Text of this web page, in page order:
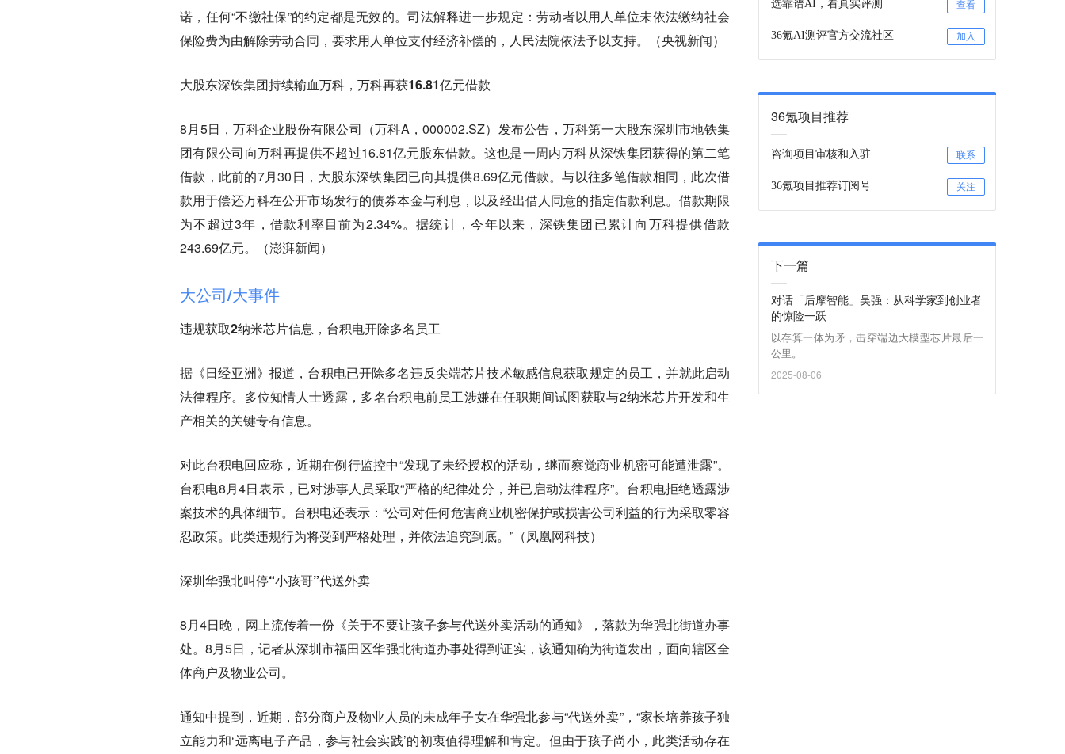
诺，任何“不缴社保”的约定都是无效的。司法解释进一步规定：劳动者以用人单位未依法缴纳社会
保险费为由解除劳动合同，要求用人单位支付经济补偿的，人民法院依法予以支持。（央视新闻）
大股东深铁集团持续输血万科，万科再获16.81亿元借款
8月5日，万科企业股份有限公司（万科A，000002.SZ）发布公告，万科第一大股东深圳市地铁集
团有限公司向万科再提供不超过16.81亿元股东借款。这也是一周内万科从深铁集团获得的第二笔
借款，此前的7月30日，大股东深铁集团已向其提供8.69亿元借款。与以往多笔借款相同，此次借
款用于偿还万科在公开市场发行的债券本金与利息，以及经出借人同意的指定借款利息。借款期限
为不超过3年，借款利率目前为2.34%。据统计，今年以来，深铁集团已累计向万科提供借款
243.69亿元。（澎湃新闻）
大公司/大事件
违规获取2纳米芯片信息，台积电开除多名员工
据《日经亚洲》报道，台积电已开除多名违反尖端芯片技术敏感信息获取规定的员工，并就此启动
法律程序。多位知情人士透露，多名台积电前员工涉嫌在任职期间试图获取与2纳米芯片开发和生
产相关的关键专有信息。
对此台积电回应称，近期在例行监控中“发现了未经授权的活动，继而察觉商业机密可能遭泄露”。
台积电8月4日表示，已对涉事人员采取“严格的纪律处分，并已启动法律程序”。台积电拒绝透露涉
案技术的具体细节。台积电还表示：“公司对任何危害商业机密保护或损害公司利益的行为采取零容
忍政策。此类违规行为将受到严格处理，并依法追究到底。”（凤凰网科技）
深圳华强北叫停“小孩哥”代送外卖
8月4日晚，网上流传着一份《关于不要让孩子参与代送外卖活动的通知》，落款为华强北街道办事
处。8月5日，记者从深圳市福田区华强北街道办事处得到证实，该通知确为街道发出，面向辖区全
体商户及物业公司。
通知中提到，近期，部分商户及物业人员的未成年子女在华强北参与“代送外卖”，“家长培养孩子独
立能力和‘远离电子产品，参与社会实践’的初衷值得理解和肯定。但由于孩子尚小，此类活动存在
选靠谱AI，看真实评测 查看
36氪AI测评官方交流社区 加入
36氪项目推荐
咨询项目审核和入驻 联系
36氪项目推荐订阅号 关注
下一篇
对话「后摩智能」吴强：从科学家到创业者
的惊险一跃
以存算一体为矛，击穿端边大模型芯片最后一
公里。
2025-08-06